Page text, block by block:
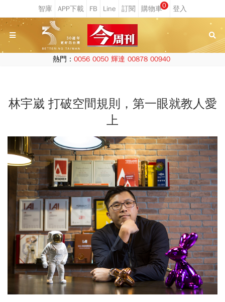
0
熱門： 0056 0050 輝達 00878 00940
林宇崴 打破空間規則，第一眼就教人愛
上